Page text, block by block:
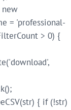
new
= 'professional-
> 0) {
{ if (!str)